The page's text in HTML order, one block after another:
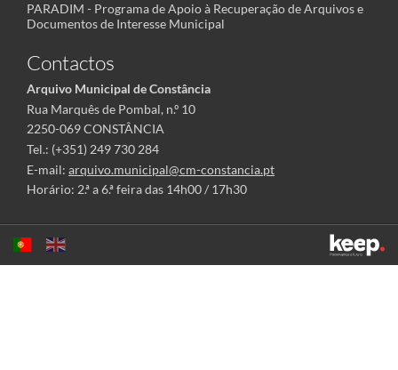
PARADIM - Programa de Apoio à Recuperação de Arquivos e
Documentos de Interesse Municipal
Contactos
Arquivo Municipal de Constância
Rua Marquês de Pombal, n.º 10
2250-069 CONSTÂNCIA
Tel.: (+351) 249 730 284
E-mail: arquivo.municipal@cm-constancia.pt
Horário: 2.ª a 6.ª feira das 14h00 / 17h30